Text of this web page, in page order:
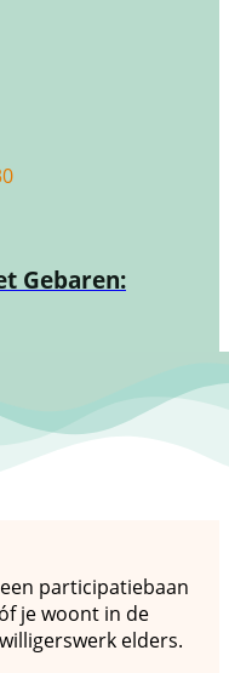
Gebaren:
participatiebaan
je woont in de
elders.